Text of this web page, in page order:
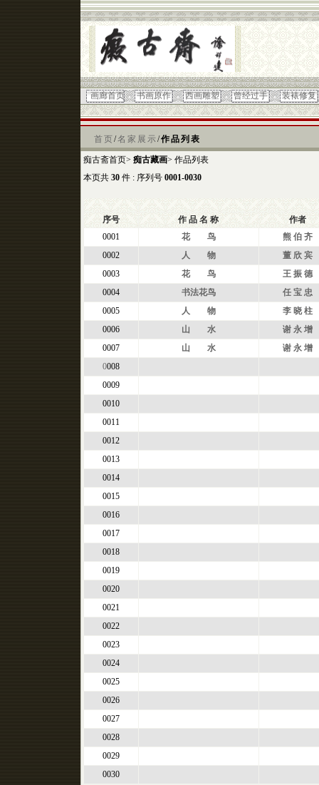
画廊首页 书画原作 西画雕塑 曾经过手 装裱修复
首页/名家展示/作品列表
痴古斋首页> 痴古藏画> 作品列表
本页共 30件 : 序列号0001-0030
序号 作 品 名 称
作者
0001
花 鸟
熊 伯 齐
0002
人 物
董 欣 宾
0003
花 鸟
王 振 德
0004
书法花鸟
任 宝 忠
0005
人 物
李 晓 柱
0006
山 水
谢 永 增
0007
山 水
谢 永 增
0008
0009
0010
0011
0012
0013
0014
0015
0016
0017
0018
0019
0020
0021
0022
0023
0024
0025
0026
0027
0028
0029
0030